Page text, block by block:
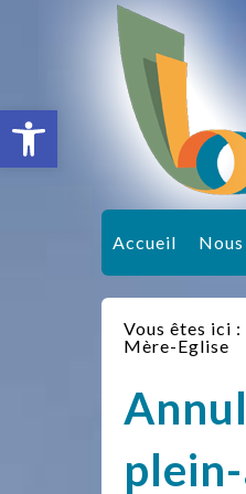
Ouvrir la
Accueil
Vous êtes ici :
Mère-Eglise